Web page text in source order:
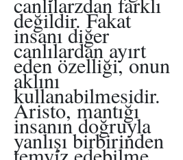
değildir. Fakat
insanı diğer
canlılardan ayırt
eden özelliği, onun
aklını
kullanabilmesidir.
Aristo, mantığı
insanın doğruyla
yanlışı birbirinden